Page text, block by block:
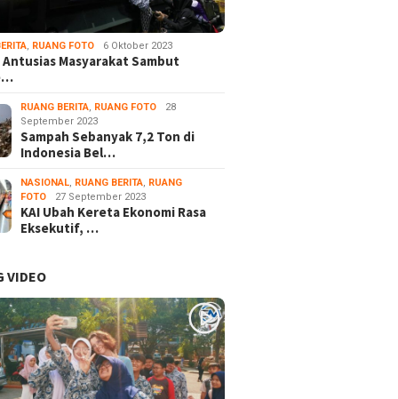
, RUANG FOTO 6 Oktober 2023
Masyarakat Sambut
RUANG BERITA, RUANG FOTO
28
September 2023
Sampah Sebanyak 7,2 Ton di
Indonesia Bel…
NASIONAL, RUANG BERITA, RUANG
FOTO
27 September 2023
KAI Ubah Kereta Ekonomi Rasa
Eksekutif, …
VIDEO